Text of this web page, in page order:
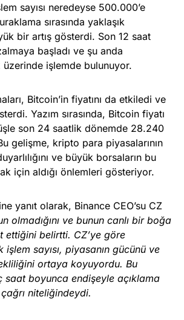
sayısı neredeyse 500.000’e
sırasında yaklaşık
bir artış gösterdi. Son 12 saat
başladı ve şu anda
üzerinde işlemde bulunuyor.
Bitcoin’in fiyatını da etkiledi ve
Yazım sırasında, Bitcoin fiyatı
son 24 saatlik dönemde 28.240
gelişme, kripto para piyasalarının
ve büyük borsaların bu
için aldığı önlemleri gösteriyor.
yanıt olarak, Binance CEO’su CZ
olmadığını ve bunun canlı bir boğa
ettiğini belirtti. CZ’ye göre
sayısı, piyasanın gücünü ve
ortaya koyuyordu. Bu
saat boyunca endişeyle açıklama
niteliğindeydi.